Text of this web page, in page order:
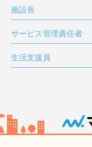
施設長
サービス管理責任者
生活支援員